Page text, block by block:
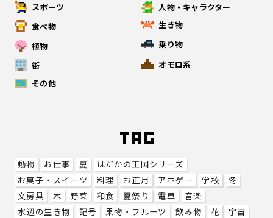
スポーツ
人物・キャラクター
食べ物
生き物
植物
乗り物
街
オモロ系
その他
動物 お仕事 夏
はだかの王国シリーズ
お菓子・スイーツ
料理 お正月 アホゲー 学校
冬
文房具
木 野菜 和食 夏祭り 電車
音楽
水辺の生き物
記号 果物・フルーツ 飲み物 花
宇宙